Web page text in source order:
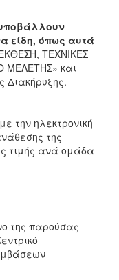
είδη, όπως αυτά
ΤΕΧΝΙΚΕΣ
ΜΕΛΕΤΗΣ» και
Διακήρυξης.
την ηλεκτρονική
της
τιμής ανά ομάδα
της παρούσας